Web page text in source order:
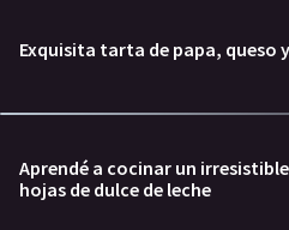
Exquisita tarta de papa, queso
Aprendé a cocinar un
hojas de dulce de leche